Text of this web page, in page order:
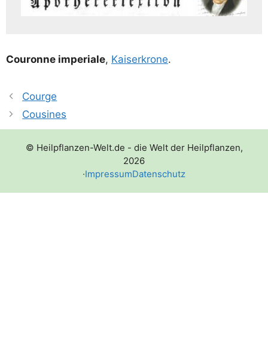
Cou­ron­ne impe­ria­le, Kai­ser­kro­ne.
Courge
Cousines
© Heilpflanzen-Welt.de - die Welt der Heilpflanzen,
2026
·ImpressumDatenschutz